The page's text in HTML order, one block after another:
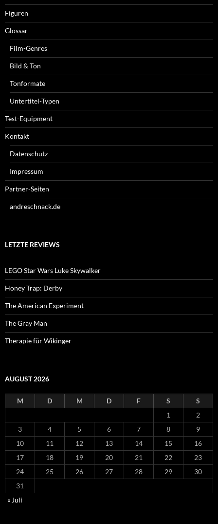
Figuren
Glossar
Film-Genres
Bild & Ton
Tonformate
Untertitel-Typen
Test-Equipment
Kontakt
Datenschutz
Impressum
Partner-Seiten
andreschnack.de
LETZTE REVIEWS
LEGO Star Wars Luke Skywalker
Honey Trap: Derby
The American Experiment
The Gray Man
Therapie für Wikinger
AUGUST 2026
M D M D F S
S
1
2
3
4 5 6 7 8
9
10
11 12 13 14 15
16
17
18 19 20 21 22
23
24
25 26 27 28 29
30
31
« Juli